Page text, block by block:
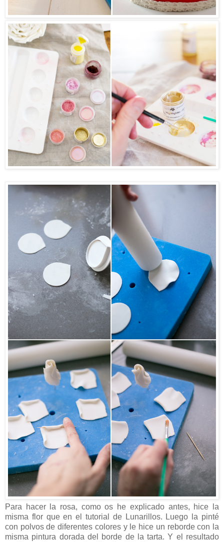
Para hacer la rosa, como os he explicado antes, hice la
misma flor que en el tutorial de Lunarillos. Luego la pinté
con polvos de diferentes colores y le hice un reborde con la
misma pintura dorada del borde de la tarta. Y el resultado